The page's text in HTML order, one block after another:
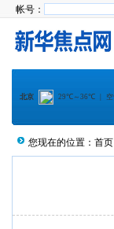
帐号：
您现在的位置： 首页